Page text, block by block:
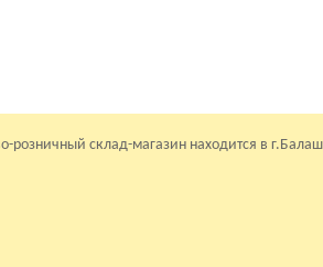
склад-магазин находится в